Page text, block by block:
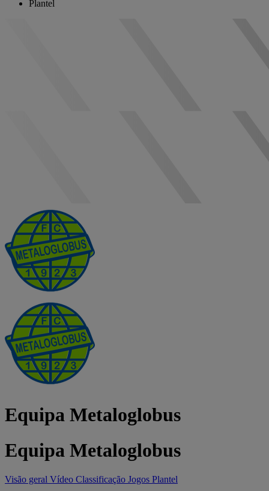
Plantel
Equipa Metaloglobus
Equipa Metaloglobus
Visão geral Vídeo Classificação Jogos Plantel